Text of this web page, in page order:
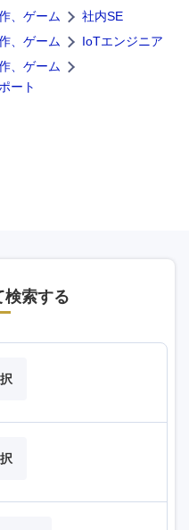
、ゲーム
社内SE
、ゲーム
IoTエンジニア
、ゲーム
ート
検索する
沖縄県